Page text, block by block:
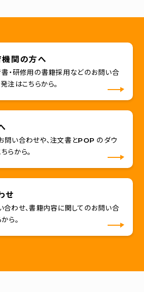
機関の方へ
書・研修用の書籍採用などのお問い合
注はこちらから。
問い合わせや、注文書とPOP のダウ
らから。
せ
合わせ、書籍内容に関してのお問い合
ら。